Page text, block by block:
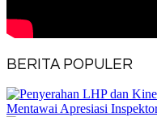
BERITA POPULER